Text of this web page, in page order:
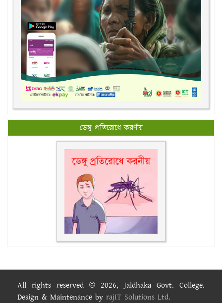
ডেঙ্গু প্রতিরোধে করণীয়
All rights reserved © 2026, Jaldhaka Govt. College.
Design & Maintenance by rajIT Solutions Ltd.